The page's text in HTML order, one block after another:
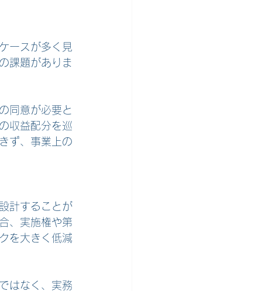
ースが多く見
課題がありま
同意が必要と
収益配分を巡
ず、事業上の
計することが
、実施権や第
を大きく低減
はなく、実務